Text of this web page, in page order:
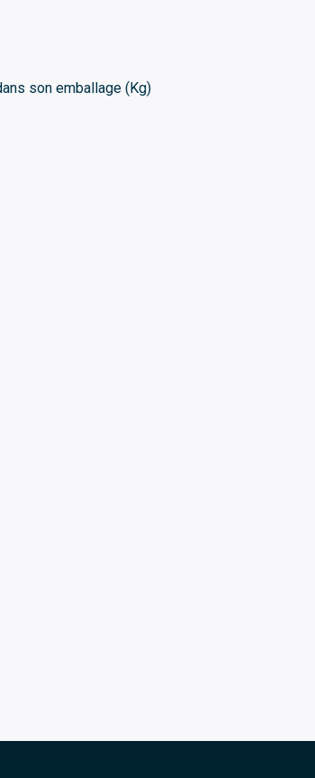
son emballage (Kg)